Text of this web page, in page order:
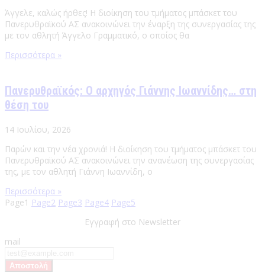
Άγγελε, καλώς ήρθες! Η διοίκηση του τμήματος μπάσκετ του
Πανερυθραϊκού ΑΣ ανακοινώνει την έναρξη της συνεργασίας της
με τον αθλητή Άγγελο Γραμματικό, ο οποίος θα
Περισσότερα »
Πανερυθραϊκός: Ο αρχηγός Γιάννης Ιωαννίδης… στη
θέση του
14 Ιουλίου, 2026
Παρών και την νέα χρονιά! Η διοίκηση του τμήματος μπάσκετ του
Πανερυθραϊκού ΑΣ ανακοινώνει την ανανέωση της συνεργασίας
της, με τον αθλητή Γιάννη Ιωαννίδη, ο
Περισσότερα »
Page1 Page2 Page3 Page4 Page5
Εγγραφή στο Newsletter
mail